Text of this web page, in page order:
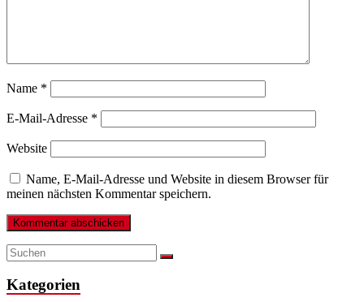
Name *
E-Mail-Adresse *
Website
Name, E-Mail-Adresse und Website in diesem Browser für
meinen nächsten Kommentar speichern.
Kategorien